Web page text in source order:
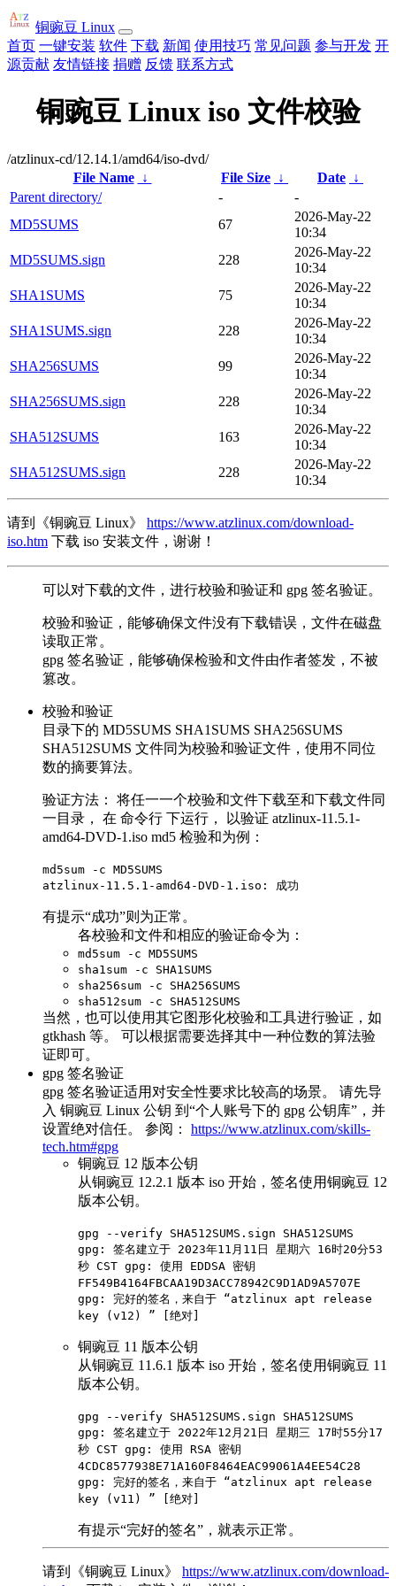
铜豌豆 Linux
首页 一键安装 软件 下载 新闻 使用技巧 常见问题 参与开发 开
源贡献 友情链接 捐赠 反馈 联系方式
铜豌豆 Linux iso 文件校验
/atzlinux-cd/12.14.1/amd64/iso-dvd/
File Name
↓ File Size ↓ Date ↓
Parent directory/
-
-
MD5SUMS
67
2026-May-22
10:34
MD5SUMS.sign
228
2026-May-22
10:34
SHA1SUMS
75
2026-May-22
10:34
SHA1SUMS.sign
228
2026-May-22
10:34
SHA256SUMS
99
2026-May-22
10:34
SHA256SUMS.sign
228
2026-May-22
10:34
SHA512SUMS
163
2026-May-22
10:34
SHA512SUMS.sign
228
2026-May-22
10:34
请到《铜豌豆 Linux》 https://www.atzlinux.com/download-
iso.htm 下载 iso 安装文件，谢谢！
可以对下载的文件，进行校验和验证和 gpg 签名验证。
校验和验证，能够确保文件没有下载错误，文件在磁盘
读取正常。
gpg 签名验证，能够确保检验和文件由作者签发，不被
篡改。
校验和验证
目录下的 MD5SUMS SHA1SUMS SHA256SUMS
SHA512SUMS 文件同为校验和验证文件，使用不同位
数的摘要算法。
验证方法： 将任一一个校验和文件下载至和下载文件同
一目录， 在 命令行 下运行， 以验证 atzlinux-11.5.1-
amd64-DVD-1.iso md5 检验和为例：
md5sum -c MD5SUMS
atzlinux-11.5.1-amd64-DVD-1.iso: 成功
有提示“成功”则为正常。
各校验和文件和相应的验证命令为：
md5sum -c MD5SUMS
sha1sum -c SHA1SUMS
sha256sum -c SHA256SUMS
sha512sum -c SHA512SUMS
当然，也可以使用其它图形化校验和工具进行验证，如
gtkhash 等。 可以根据需要选择其中一种位数的算法验
证即可。
gpg 签名验证
gpg 签名验证适用对安全性要求比较高的场景。 请先导
入 铜豌豆 Linux 公钥 到“个人账号下的 gpg 公钥库”，并
设置绝对信任。 参阅： https://www.atzlinux.com/skills-
tech.htm#gpg
铜豌豆 12 版本公钥
从铜豌豆 12.2.1 版本 iso 开始，签名使用铜豌豆 12
版本公钥。
gpg --verify SHA512SUMS.sign SHA512SUMS
gpg: 签名建立于 2023年11月11日 星期六 16时20分53
秒 CST gpg: 使用 EDDSA 密钥
FF549B4164FBCAA19D3ACC78942C9D1AD9A5707E
gpg: 完好的签名，来自于 “atzlinux apt release
key (v12) ” [绝对]
铜豌豆 11 版本公钥
从铜豌豆 11.6.1 版本 iso 开始，签名使用铜豌豆 11
版本公钥。
gpg --verify SHA512SUMS.sign SHA512SUMS
gpg: 签名建立于 2022年12月21日 星期三 17时55分17
秒 CST gpg: 使用 RSA 密钥
4CDC8577938E71A160F8464EAC99061A4EE54C28
gpg: 完好的签名，来自于 “atzlinux apt release
key (v11) ” [绝对]
有提示“完好的签名”，就表示正常。
请到《铜豌豆 Linux》 https://www.atzlinux.com/download-